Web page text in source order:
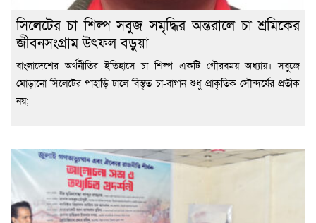
সিলেটের চা শিল্প সবুজ সমৃদ্ধির অন্তরালে চা শ্রমিকের
জীবনসংগ্রাম উৎফল বড়ুয়া
বাংলাদেশের অর্থনীতির ইতিহাসে চা শিল্প একটি গৌরবময় অধ্যায়। সবুজে
মোড়ানো সিলেটের পাহাড়ি ঢালে বিস্তৃত চা-বাগান শুধু প্রাকৃতিক সৌন্দর্যের প্রতীক
নয়;